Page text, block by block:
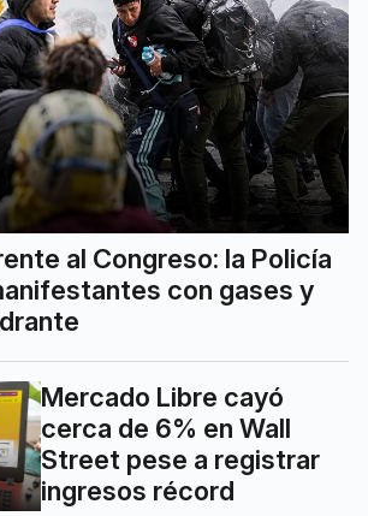
al Congreso: la Policía
con gases y
Mercado Libre cayó
cerca de 6% en Wall
Street pese a registrar
ingresos récord